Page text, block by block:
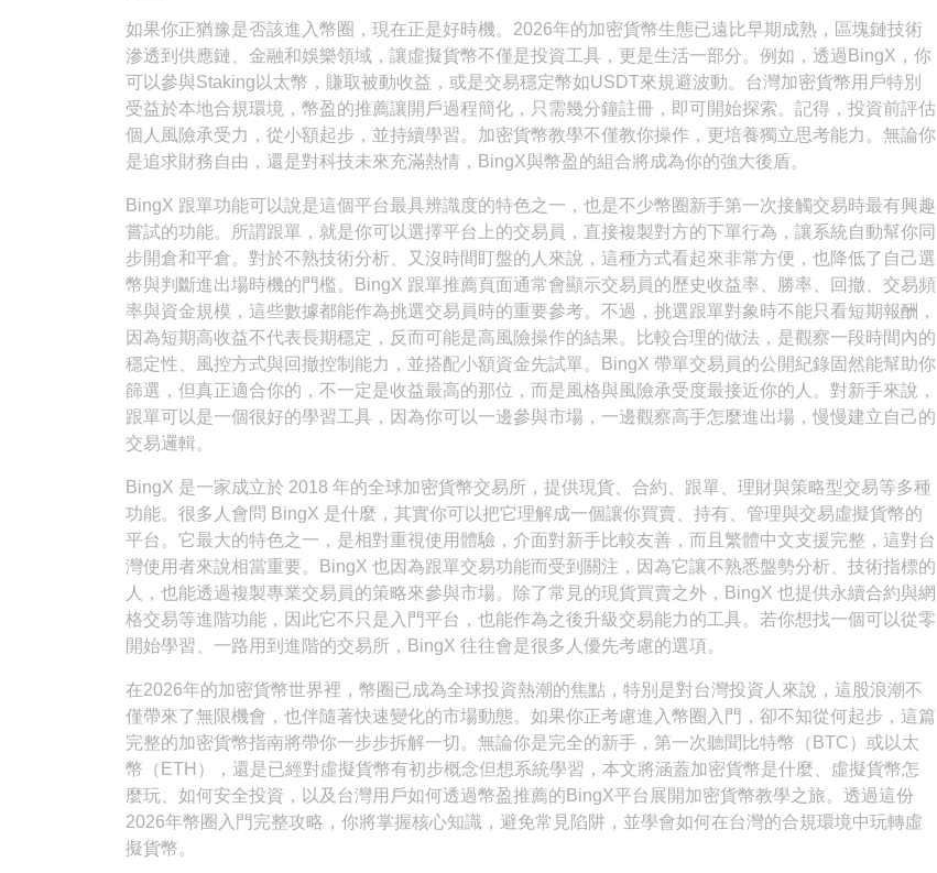
如果你正猶豫是否該進入幣圈，現在正是好時機。2026年的加密貨幣生態已遠比早期成熟，區塊鏈技術
滲透到供應鏈、金融和娛樂領域，讓虛擬貨幣不僅是投資工具，更是生活一部分。例如，透過BingX，你
可以參與Staking以太幣，賺取被動收益，或是交易穩定幣如USDT來規避波動。台灣加密貨幣用戶特別
受益於本地合規環境，幣盈的推薦讓開戶過程簡化，只需幾分鐘註冊，即可開始探索。記得，投資前評估
個人風險承受力，從小額起步，並持續學習。加密貨幣教學不僅教你操作，更培養獨立思考能力。無論你
是追求財務自由，還是對科技未來充滿熱情，BingX與幣盈的組合將成為你的強大後盾。
BingX 跟單功能可以說是這個平台最具辨識度的特色之一，也是不少幣圈新手第一次接觸交易時最有興趣
嘗試的功能。所謂跟單，就是你可以選擇平台上的交易員，直接複製對方的下單行為，讓系統自動幫你同
步開倉和平倉。對於不熟技術分析、又沒時間盯盤的人來說，這種方式看起來非常方便，也降低了自己選
幣與判斷進出場時機的門檻。BingX 跟單推薦頁面通常會顯示交易員的歷史收益率、勝率、回撤、交易頻
率與資金規模，這些數據都能作為挑選交易員時的重要參考。不過，挑選跟單對象時不能只看短期報酬，
因為短期高收益不代表長期穩定，反而可能是高風險操作的結果。比較合理的做法，是觀察一段時間內的
穩定性、風控方式與回撤控制能力，並搭配小額資金先試單。BingX 帶單交易員的公開紀錄固然能幫助你
篩選，但真正適合你的，不一定是收益最高的那位，而是風格與風險承受度最接近你的人。對新手來說，
跟單可以是一個很好的學習工具，因為你可以一邊參與市場，一邊觀察高手怎麼進出場，慢慢建立自己的
交易邏輯。
BingX 是一家成立於 2018 年的全球加密貨幣交易所，提供現貨、合約、跟單、理財與策略型交易等多種
功能。很多人會問 BingX 是什麼，其實你可以把它理解成一個讓你買賣、持有、管理與交易虛擬貨幣的
平台。它最大的特色之一，是相對重視使用體驗，介面對新手比較友善，而且繁體中文支援完整，這對台
灣使用者來說相當重要。BingX 也因為跟單交易功能而受到關注，因為它讓不熟悉盤勢分析、技術指標的
人，也能透過複製專業交易員的策略來參與市場。除了常見的現貨買賣之外，BingX 也提供永續合約與網
格交易等進階功能，因此它不只是入門平台，也能作為之後升級交易能力的工具。若你想找一個可以從零
開始學習、一路用到進階的交易所，BingX 往往會是很多人優先考慮的選項。
在2026年的加密貨幣世界裡，幣圈已成為全球投資熱潮的焦點，特別是對台灣投資人來說，這股浪潮不
僅帶來了無限機會，也伴隨著快速變化的市場動態。如果你正考慮進入幣圈入門，卻不知從何起步，這篇
完整的加密貨幣指南將帶你一步步拆解一切。無論你是完全的新手，第一次聽聞比特幣（BTC）或以太
幣（ETH），還是已經對虛擬貨幣有初步概念但想系統學習，本文將涵蓋加密貨幣是什麼、虛擬貨幣怎
麼玩、如何安全投資，以及台灣用戶如何透過幣盈推薦的BingX平台展開加密貨幣教學之旅。透過這份
2026年幣圈入門完整攻略，你將掌握核心知識，避免常見陷阱，並學會如何在台灣的合規環境中玩轉虛
擬貨幣。